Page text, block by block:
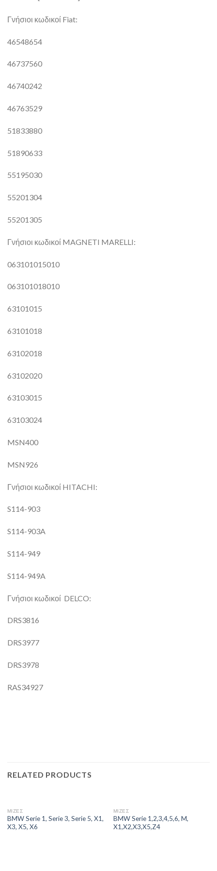
Γνήσιοι κωδικοί Fiat:
46548654
46737560
46740242
46763529
51833880
51890633
55195030
55201304
55201305
Γνήσιοι κωδικοί MAGNETI MARELLI:
063101015010
063101018010
63101015
63101018
63102018
63102020
63103015
63103024
MSN400
MSN926
Γνήσιοι κωδικοί HITACHI:
S114-903
S114-903A
S114-949
S114-949A
Γνήσιοι κωδικοί DELCO:
DRS3816
DRS3977
DRS3978
RAS34927
RELATED PRODUCTS
ΜΙΖΕΣ
BMW Serie 1, Serie 3, Serie 5, X1,
X3, X5, X6
ΜΙΖΕΣ
BMW Serie 1,2,3,4,5,6, M,
X1,X2,X3,X5,Z4